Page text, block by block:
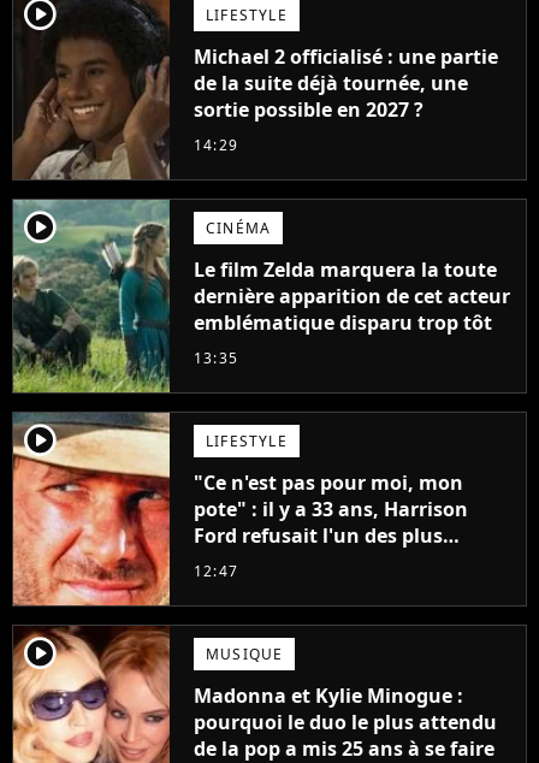
player2 LIFESTYLE
Michael 2 officialisé : une partie
de la suite déjà tournée, une
sortie possible en 2027 ?
14:29
player2 CINÉMA
Le film Zelda marquera la toute
dernière apparition de cet acteur
emblématique disparu trop tôt
13:35
player2 LIFESTYLE
"Ce n'est pas pour moi, mon
pote" : il y a 33 ans, Harrison
Ford refusait l'un des plus
grands succès de tous les temps
12:47
player2 MUSIQUE
Madonna et Kylie Minogue :
pourquoi le duo le plus attendu
de la pop a mis 25 ans à se faire